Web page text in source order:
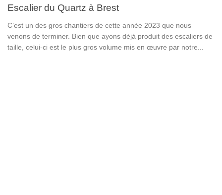
Escalier du Quartz à Brest
C’est un des gros chantiers de cette année 2023 que nous
venons de terminer. Bien que ayons déjà produit des escaliers de
taille, celui-ci est le plus gros volume mis en œuvre par notre...